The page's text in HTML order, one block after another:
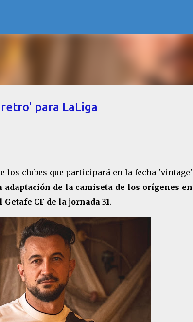
para LaLiga
los clubes que participará en la fecha 'vintage'
de la camiseta de los orígenes en
CF de la jornada 31.